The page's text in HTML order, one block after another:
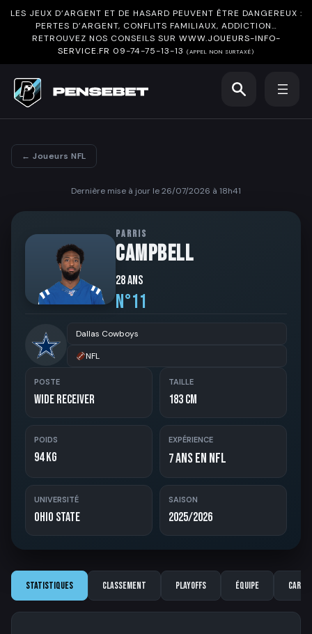
LES JEUX D’ARGENT ET DE HASARD PEUVENT ÊTRE DANGEREUX :
PERTES D’ARGENT, CONFLITS FAMILIAUX, ADDICTION…
RETROUVEZ NOS CONSEILS SUR WWW.JOUEURS-INFO-
SERVICE.FR 09-74-75-13-13 (APPEL NON SURTAXÉ)
← Joueurs NFL
Dernière mise à jour le 26/07/2026 à 18h41
PARRIS
CAMPBELL
28 ans
N°11
Dallas Cowboys
NFL
POSTE
Wide Receiver
TAILLE
183 cm
POIDS
94 kg
EXPÉRIENCE
7ans en NFL
UNIVERSITÉ
Ohio State
SAISON
2025/2026
Statistiques Classement Playoffs Équipe